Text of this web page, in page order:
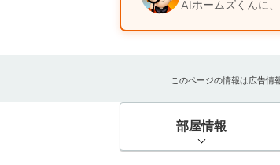
AIホームズくんに
このページの情報は広告
部屋情報